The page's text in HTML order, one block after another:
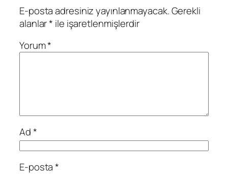
E-posta adresiniz yayınlanmayacak.Gerekli
alanlar* ile işaretlenmişlerdir
Yorum*
Ad*
E-posta*